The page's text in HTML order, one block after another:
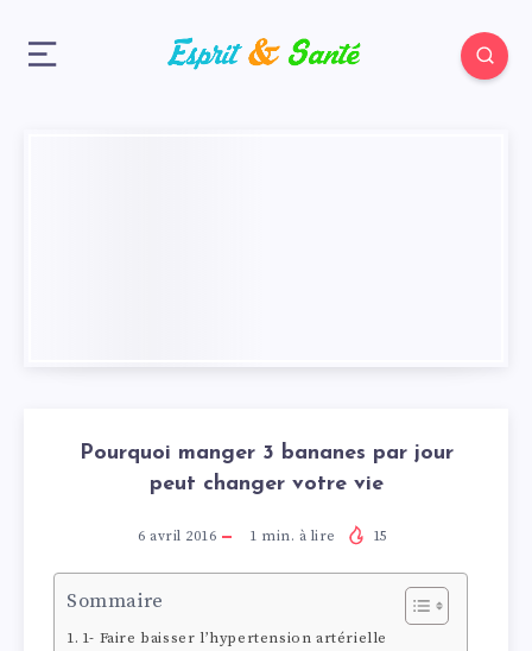
Pourquoi manger 3 bananes par jour
peut changer votre vie
6 avril 2016 1 min. à lire 15
Sommaire
1- Faire baisser l’hypertension artérielle